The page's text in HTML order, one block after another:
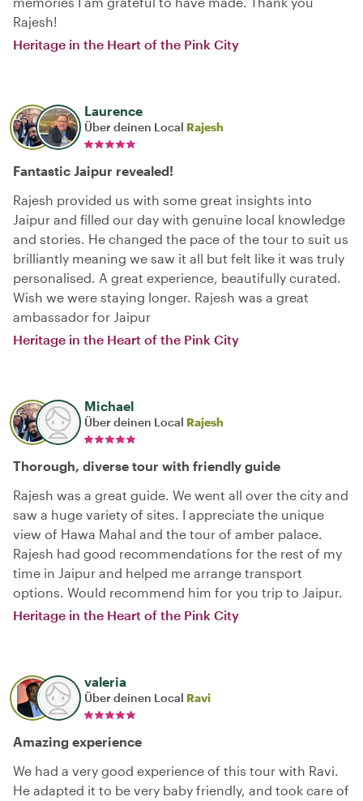
Rajesh!
Heritage in the Heart of the Pink City
Laurence
Über deinen Local Rajesh
Fantastic Jaipur revealed!
Rajesh provided us with some great insights into
Jaipur and filled our day with genuine local knowledge
and stories. He changed the pace of the tour to suit us
brilliantly meaning we saw it all but felt like it was truly
personalised. A great experience, beautifully curated.
Wish we were staying longer. Rajesh was a great
ambassador for Jaipur
Heritage in the Heart of the Pink City
Michael
Über deinen Local Rajesh
Thorough, diverse tour with friendly guide
Rajesh was a great guide. We went all over the city and
saw a huge variety of sites. I appreciate the unique
view of Hawa Mahal and the tour of amber palace.
Rajesh had good recommendations for the rest of my
time in Jaipur and helped me arrange transport
options. Would recommend him for you trip to Jaipur.
Heritage in the Heart of the Pink City
valeria
Über deinen Local Ravi
Amazing experience
We had a very good experience of this tour with Ravi.
He adapted it to be very baby friendly, and took care of